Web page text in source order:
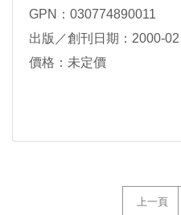
GPN：030774890011
出版／創刊日期：2000-02
價格：未定價
上一頁